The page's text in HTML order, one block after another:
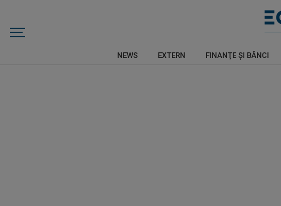
NEWS EXTERN FINANŢE ŞI BĂNCI